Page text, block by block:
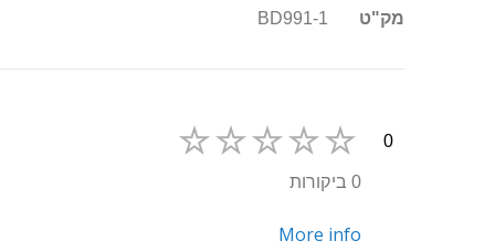
מידע
מק"ט BD991-1
0
0 ביקורות
More info